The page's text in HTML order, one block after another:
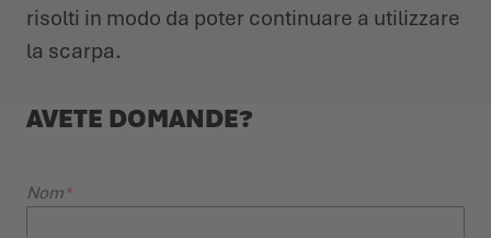
risolti in modo da poter continuare a utilizzare
la scarpa.
AVETE DOMANDE?
Nom